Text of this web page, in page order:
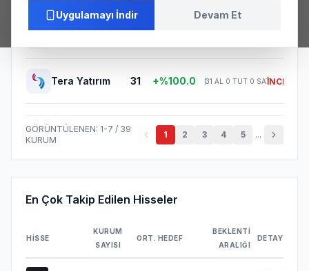
Uygulamayı İndir Devam Et
Tera Yatırım 31 +%100.0 31 AL 0 TUT 0 SATİNCELE
GÖRÜNTÜLENEN: 1-7 / 39
KURUM
1 2 3 4 5 ...
En Çok Takip Edilen Hisseler
HISSE
KURUM
SAYISI
ORT. HEDEF
BEKLENTI
ARALIĞI
DETAY